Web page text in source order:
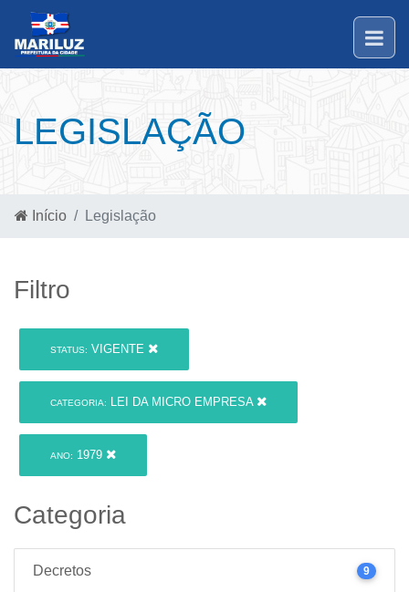
LEGISLAÇÃO
Início Legislação
Filtro
STATUS: VIGENTE
CATEGORIA: LEI DA MICRO EMPRESA
ANO: 1979
Categoria
Decretos 9